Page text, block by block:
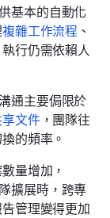
基本的自動化
複雜工作流程 、
行仍需依賴人
通主要侷限於
文件，團隊往
的頻率。
量增加，
擴展時，跨專
管理變得更加